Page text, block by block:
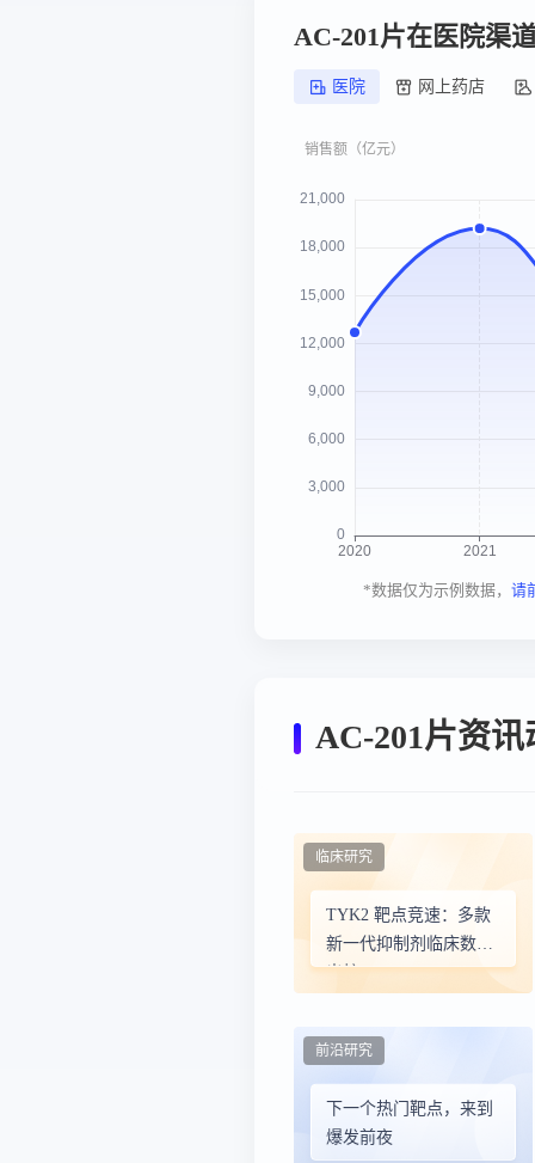
AC-201片在医院渠
医院 网上药店
*数据仅为示例数据， 请
AC-201片资讯
TYK2 靶点竞速：多款
新一代抑制剂临床数据
出炉
临床研究
下一个热门靶点，来到
爆发前夜
前沿研究